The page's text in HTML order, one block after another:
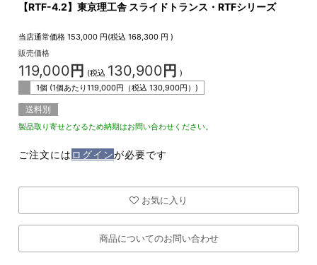
【RTF-4.2】東京理工舎 スライドトランス・RTFシリーズ
当店通常価格 153,000 円(税込168,300 円 )
販売価格
119,000 円 (税込 130,900 円 )
1個 (1個あたり119,000円（税込130,900円）)
送料別
製品取り寄せとなるため納期はお問い合わせください。
ご注文には ログインが必要です
お気に入り
商品についてのお問い合わせ